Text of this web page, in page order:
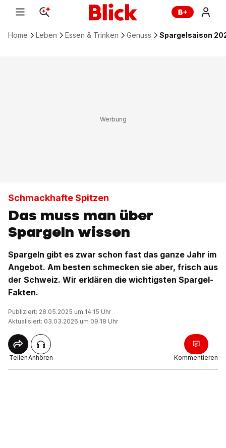
Home Leben Essen & Trinken Genuss Spargelsaison
Schmackhafte Spitzen
Das muss man über
Spargeln wissen
Spargeln gibt es zwar schon fast das ganze Jahr im
Angebot. Am besten schmecken sie aber, frisch aus
der Schweiz. Wir erklären die wichtigsten Spargel-
Fakten.
Publiziert: 28.05.2025 um 14:15 Uhr
Aktualisiert: 03.03.2026 um 09:18 Uhr
TeilenAnhören Kommentieren